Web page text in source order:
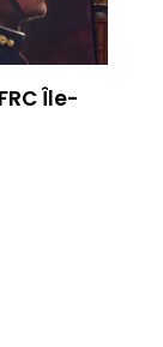
Île-